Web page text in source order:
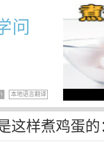
问
本地语言翻译
这样煮鸡蛋的